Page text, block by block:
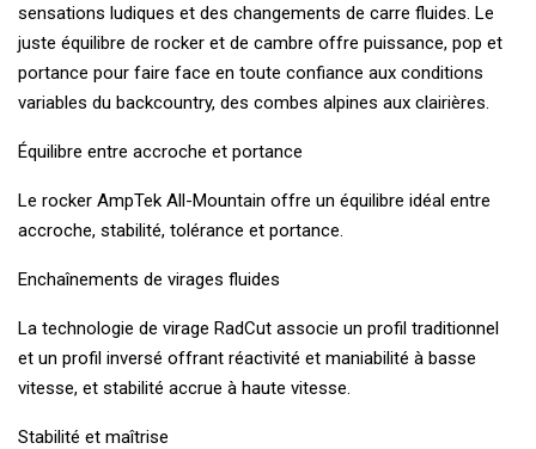
sensations ludiques et des changements de carre fluides. Le
juste équilibre de rocker et de cambre offre puissance, pop et
portance pour faire face en toute confiance aux conditions
variables du backcountry, des combes alpines aux clairières.
Équilibre entre accroche et portance
Le rocker AmpTek All-Mountain offre un équilibre idéal entre
accroche, stabilité, tolérance et portance.
Enchaînements de virages fluides
La technologie de virage RadCut associe un profil traditionnel
et un profil inversé offrant réactivité et maniabilité à basse
vitesse, et stabilité accrue à haute vitesse.
Stabilité et maîtrise